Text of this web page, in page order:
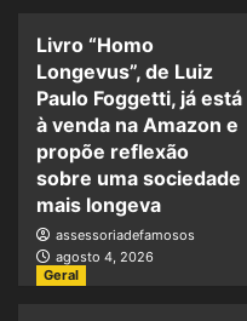
Livro “Homo
Longevus”, de Luiz
Paulo Foggetti, já está
à venda na Amazon e
propõe reflexão
sobre uma sociedade
mais longeva
assessoriadefamosos
agosto 4, 2026
Geral